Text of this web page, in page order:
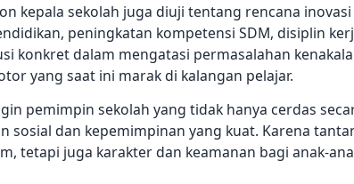
kepala sekolah juga diuji tentang rencana
peningkatan kompetensi SDM, disiplin
konkret dalam mengatasi permasalahan
yang saat ini marak di kalangan pelajar.
pemimpin sekolah yang tidak hanya cerdas
sosial dan kepemimpinan yang kuat. Karena
tetapi juga karakter dan keamanan bagi anak-